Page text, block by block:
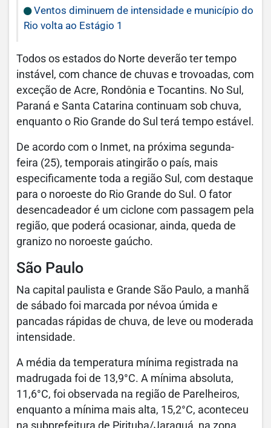
Ventos diminuem de intensidade e município do
Rio volta ao Estágio 1
Todos os estados do Norte deverão ter tempo
instável, com chance de chuvas e trovoadas, com
exceção de Acre, Rondônia e Tocantins. No Sul,
Paraná e Santa Catarina continuam sob chuva,
enquanto o Rio Grande do Sul terá tempo estável.
De acordo com o Inmet, na próxima segunda-
feira (25), temporais atingirão o país, mais
especificamente toda a região Sul, com destaque
para o noroeste do Rio Grande do Sul. O fator
desencadeador é um ciclone com passagem pela
região, que poderá ocasionar, ainda, queda de
granizo no noroeste gaúcho.
São Paulo
Na capital paulista e Grande São Paulo, a manhã
de sábado foi marcada por névoa úmida e
pancadas rápidas de chuva, de leve ou moderada
intensidade.
A média da temperatura mínima registrada na
madrugada foi de 13,9°C. A mínima absoluta,
11,6°C, foi observada na região de Parelheiros,
enquanto a mínima mais alta, 15,2°C, aconteceu
na subprefeitura de Pirituba/Jaraguá, na zona